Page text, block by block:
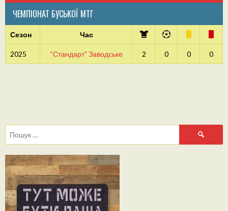
ЧЕМПІОНАТ БУСЬКОЇ МТГ
Сезон Час
2025 “Стандарт” Заводське 2 0 0 0
Пошук: